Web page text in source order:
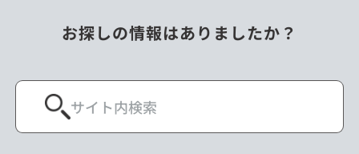
お探しの情報はありましたか？